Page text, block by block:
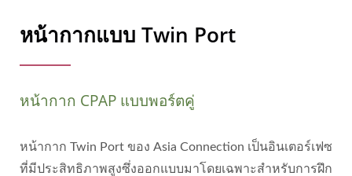
หน้ากากแบบ Twin Port
หน้ากาก CPAP แบบพอร์ตคู่
หน้ากาก Twin Port ของ Asia Connection เป็นอินเตอร์เฟซ
ที่มีประสิทธิภาพสูงซึ่งออกแบบมาโดยเฉพาะสำหรับการฝึก